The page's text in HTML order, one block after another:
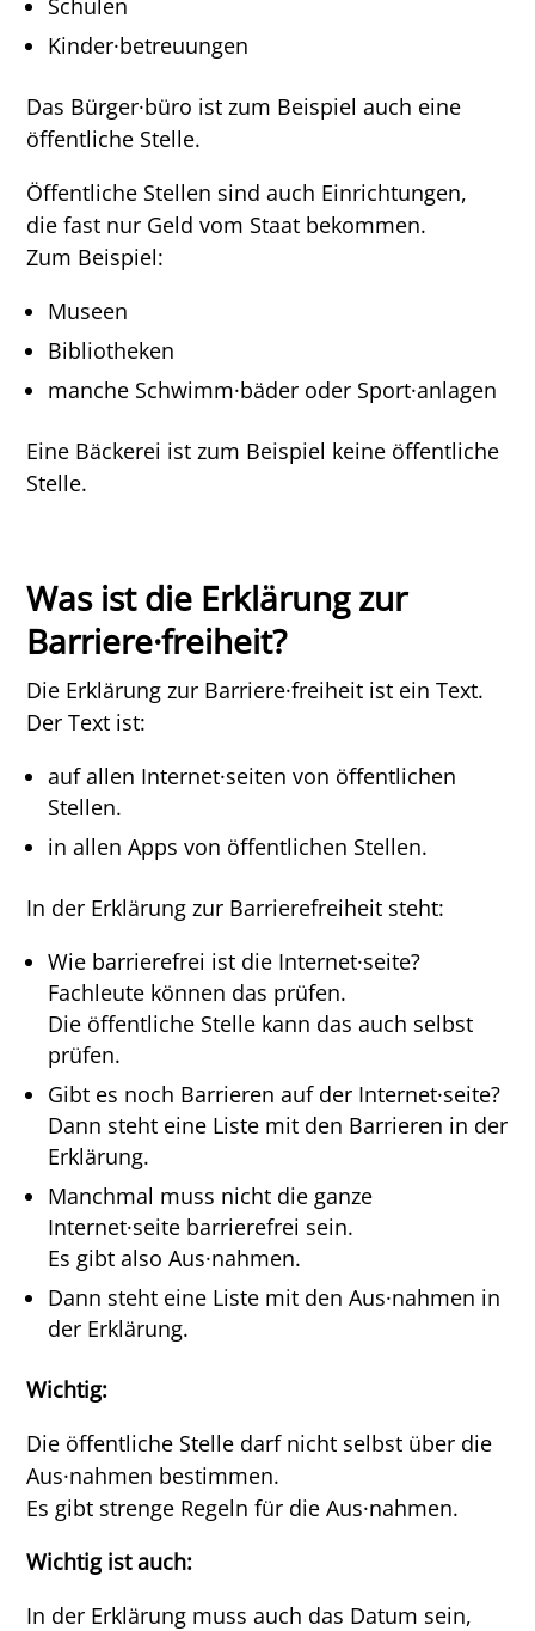
Schulen
Kinder·betreuungen
Das Bürger·büro ist zum Beispiel auch eine
öffentliche Stelle.
Öffentliche Stellen sind auch Einrichtungen,
die fast nur Geld vom Staat bekommen.
Zum Beispiel:
Museen
Bibliotheken
manche Schwimm·bäder oder Sport·anlagen
Eine Bäckerei ist zum Beispiel keine öffentliche
Stelle.
Was ist die Erklärung zur
Barriere·freiheit?
Die Erklärung zur Barriere·freiheit ist ein Text.
Der Text ist:
auf allen Internet·seiten von öffentlichen
Stellen.
in allen Apps von öffentlichen Stellen.
In der Erklärung zur Barrierefreiheit steht:
Wie barrierefrei ist die Internet·seite?
Fachleute können das prüfen.
Die öffentliche Stelle kann das auch selbst
prüfen.
Gibt es noch Barrieren auf der Internet·seite?
Dann steht eine Liste mit den Barrieren in der
Erklärung.
Manchmal muss nicht die ganze
Internet·seite barrierefrei sein.
Es gibt also Aus·nahmen.
Dann steht eine Liste mit den Aus·nahmen in
der Erklärung.
Wichtig:
Die öffentliche Stelle darf nicht selbst über die
Aus·nahmen bestimmen.
Es gibt strenge Regeln für die Aus·nahmen.
Wichtig ist auch:
In der Erklärung muss auch das Datum sein,